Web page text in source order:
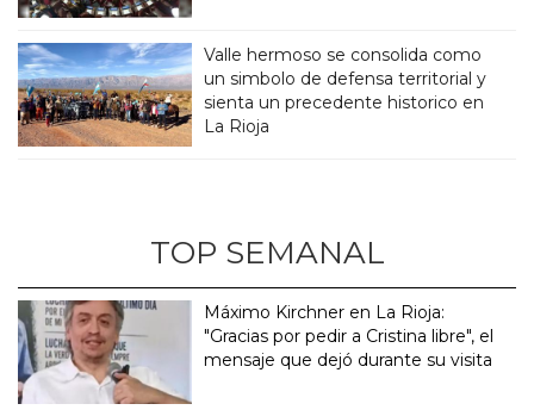
Valle hermoso se consolida como
un simbolo de defensa territorial y
sienta un precedente historico en
La Rioja
TOP SEMANAL
Máximo Kirchner en La Rioja:
"Gracias por pedir a Cristina libre", el
mensaje que dejó durante su visita